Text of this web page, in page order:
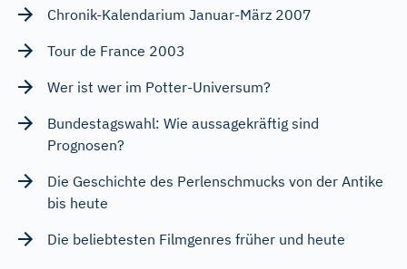
Chronik-Kalendarium Januar-März 2007
Tour de France 2003
Wer ist wer im Potter-Universum?
Bundestagswahl: Wie aussagekräftig sind
Prognosen?
Die Geschichte des Perlenschmucks von der Antike
bis heute
Die beliebtesten Filmgenres früher und heute